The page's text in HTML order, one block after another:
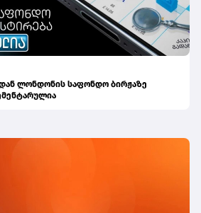
ლონდონის საფონდო ბირჟაზე